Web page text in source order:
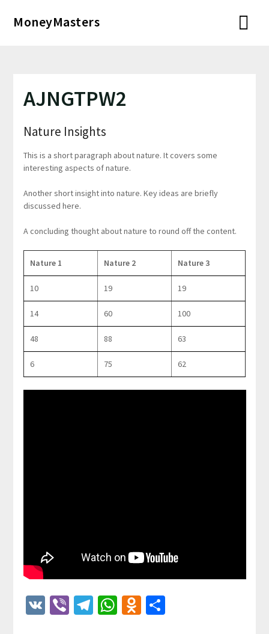
MoneyMasters
AJNGTPW2
Nature Insights
This is a short paragraph about nature. It covers some
interesting aspects of nature.
Another short insight into nature. Key ideas are briefly
discussed here.
A concluding thought about nature to round off the content.
Nature 1 Nature 2 Nature 3
10 19 19
14 60 100
48 88 63
6 75 62
VKViberTelegram
WhatsApp
Odnoklassniki
Отправить